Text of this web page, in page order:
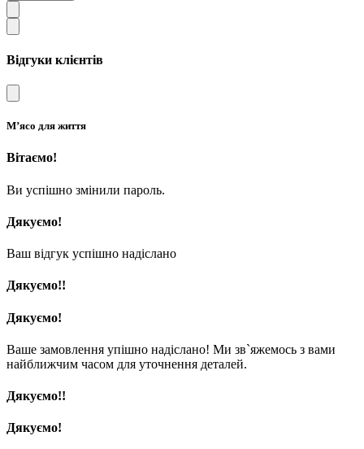
Відгуки клієнтів
М’ясо для життя
Вітаємо!
Ви успішно змінили пароль.
Дякуємо!
Ваш відгук успішно надіслано
Дякуємо!!
Дякуємо!
Ваше замовлення упішно надіслано! Ми зв`яжемось з вами
найближчим часом для уточнення деталей.
Дякуємо!!
Дякуємо!